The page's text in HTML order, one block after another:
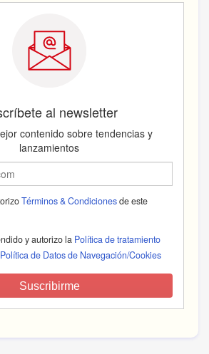
al newsletter
contenido sobre tendencias y
lanzamientos
Términos & Condicionesde este
y autorizo la Política de tratamiento
Política de Datos de Navegación/Cookies
Suscribirme